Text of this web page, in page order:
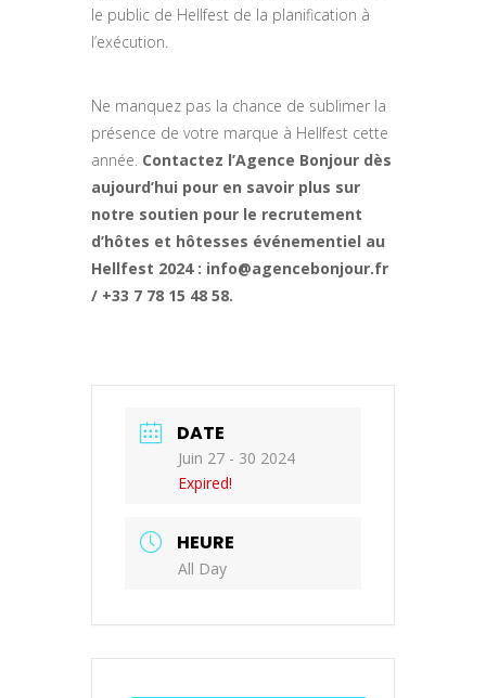
le public de Hellfest de la planification à
l’exécution.
Ne manquez pas la chance de sublimer la
présence de votre marque à Hellfest cette
année. Contactez l’Agence Bonjour dès
aujourd’hui pour en savoir plus sur
notre soutien pour le recrutement
d’hôtes et hôtesses événementiel au
Hellfest 2024 : info@agencebonjour.fr
/ +33 7 78 15 48 58.
DATE
Juin 27 - 30 2024
Expired!
HEURE
All Day